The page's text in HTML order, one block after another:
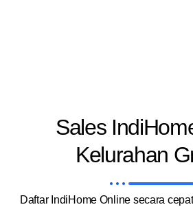
Sales
Kelurahan
Daftar IndiHome Online secara